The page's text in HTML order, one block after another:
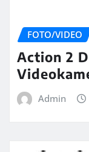
FOTO/VIDEO
Action 2
Admin